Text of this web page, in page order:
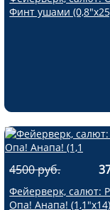
Финт ушами
4500 руб.
Фейерверк, салют:
Опа! Анапа! (1,1"х14)